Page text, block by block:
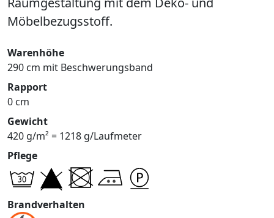
Möbelbezugsstoff.
Warenhöhe
290 cm mit Beschwerungsband
Rapport
0 cm
Gewicht
420 g/m² = 1218 g/Laufmeter
Pflege
Brandverhalten